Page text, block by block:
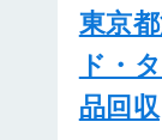
東京
ド・
品回収